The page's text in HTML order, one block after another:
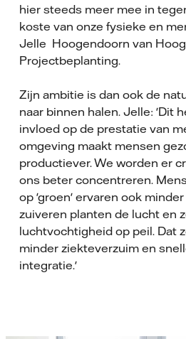
hier steeds meer mee in
koste van onze fysieke en
Jelle Hoogendoorn van
Projectbeplanting.
Zijn ambitie is dan ook de
naar binnen halen. Jelle: 'Dit
invloed op de prestatie van
omgeving maakt mensen
productiever. We worden er
ons beter concentreren.
op 'groen' ervaren ook
zuiveren planten de lucht en
luchtvochtigheid op peil. Dat
minder ziekteverzuim en
integratie.'